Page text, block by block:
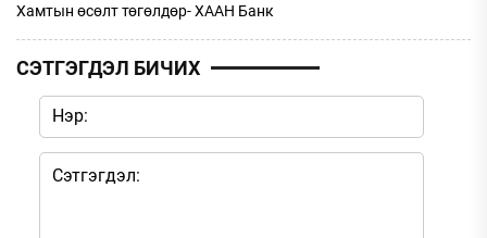
Хамтын өсөлт төгөлдөр- ХААН Банк
СЭТГЭГДЭЛ БИЧИХ